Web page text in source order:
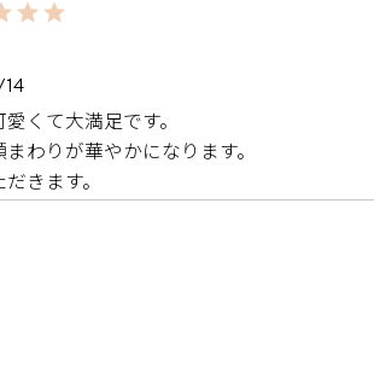
くて大満足です。
わりが華やかになります。
きます。